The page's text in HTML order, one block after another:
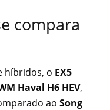
compara
híbridos, o EX5
Haval H6 HEV,
ao Song